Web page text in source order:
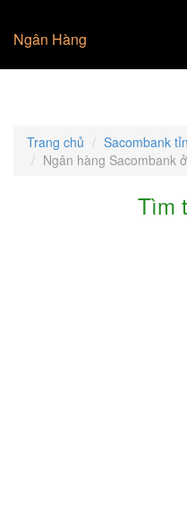
Ngân Hàng
Trang chủ
Sacombank
Ngân hàng Sacombank
Tìm